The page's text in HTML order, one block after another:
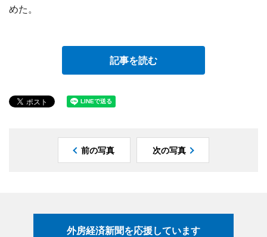
めた。
記事を読む
前の写真 次の写真
外房経済新聞を応援しています